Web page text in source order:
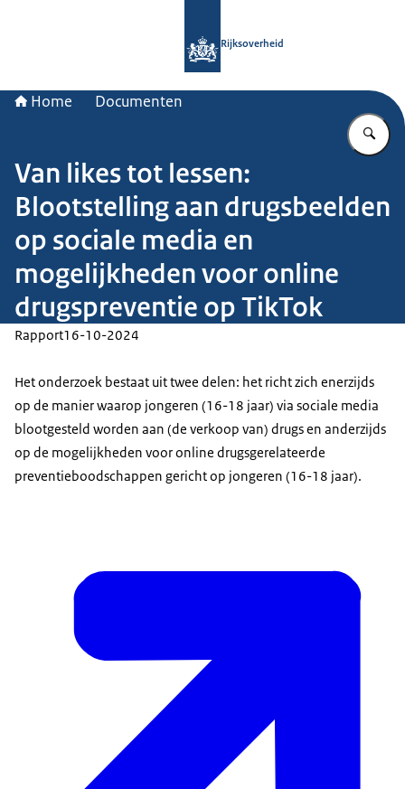
Rijksoverheid
Home Documenten
Van likes tot lessen:
Blootstelling aan drugsbeelden
op sociale media en
mogelijkheden voor online
drugspreventie op TikTok
Rapport16-10-2024
Het onderzoek bestaat uit twee delen: het richt zich enerzijds
op de manier waarop jongeren (16-18 jaar) via sociale media
blootgesteld worden aan (de verkoop van) drugs en anderzijds
op de mogelijkheden voor online drugsgerelateerde
preventieboodschappen gericht op jongeren (16-18 jaar).